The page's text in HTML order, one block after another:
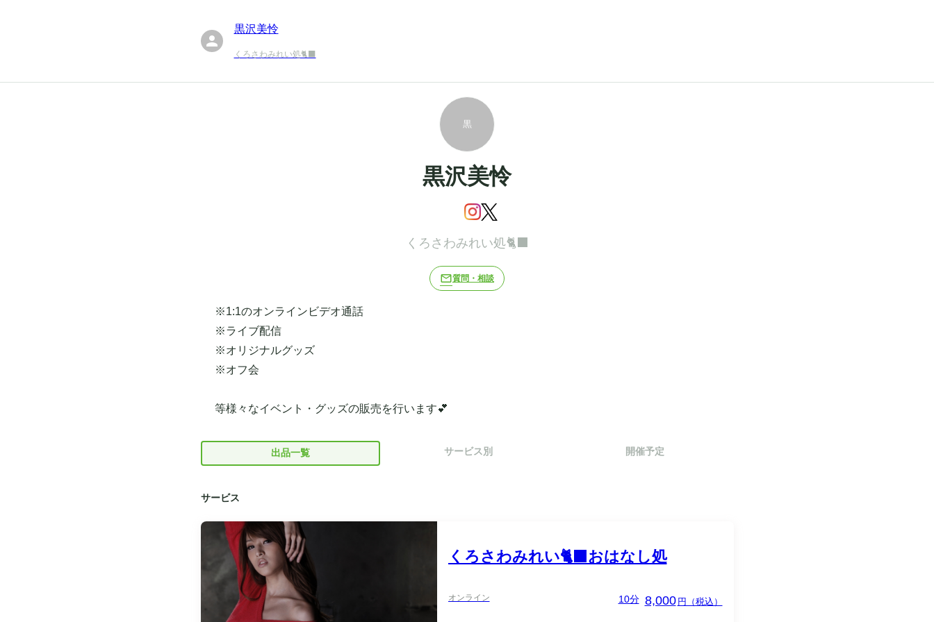
黒沢美怜
くろさわみれい処🐈‍⬛
黒
黒沢美怜
くろさわみれい処🐈‍⬛
mail_outline質問・相談
※1:1のオンラインビデオ通話
※ライブ配信
※オリジナルグッズ
※オフ会
等様々なイベント・グッズの販売を行います💕
出品一覧 サービス別 開催予定
サービス
くろさわみれい🐈‍⬛おはなし処
オンライン 10分 8,000 円（税込）